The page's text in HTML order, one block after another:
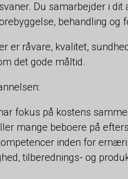
Du samarbejder i dit
behandling og
er råvare, kvalitet,
det gode måltid.
fokus på kostens
mange beboere på
inden for
tilberednings- og